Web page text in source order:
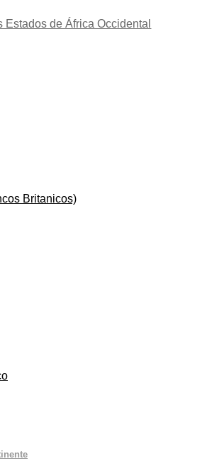
Estados de África Occidental
Britanicos)